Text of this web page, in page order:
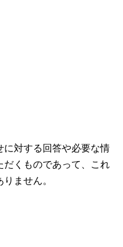
に対する回答や必要な情
だくものであって、これ
ません。